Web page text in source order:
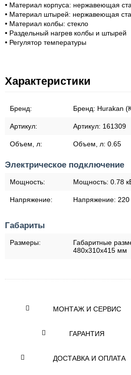
• Материал корпуса: нержавеющая
• Материал штырей: нержавеющая
• Материал колбы: стекло
• Раздельный нагрев колбы и штырей
• Регулятор температуры
Характеристики
Бренд: Бренд: Hurakan
Артикул: Артикул: 161309
Объем, л: Объем, л: 0.65
Электрическое подключение
Мощность: Мощность: 0.78
Напряжение: Напряжение:
Габариты
Размеры:
Габаритные
480x310x415 мм
МОНТАЖ И СЕРВИС
ГАРАНТИЯ
ДОСТАВКА И ОПЛАТА